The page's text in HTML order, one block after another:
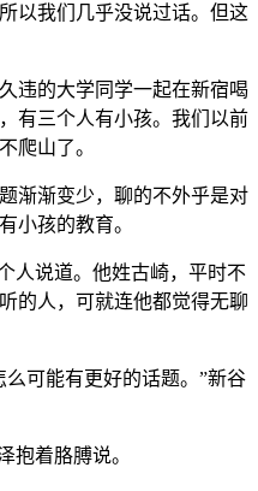
以我们几乎没说过话。但这
违的大学同学一起在新宿喝
有三个人有小孩。我们以前
爬山了。
渐渐变少，聊的不外乎是对
小孩的教育。
人说道。他姓古崎，平时不
的人，可就连他都觉得无聊
可能有更好的话题。”新谷
抱着胳膊说。